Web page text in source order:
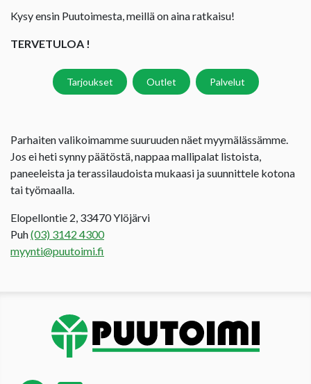
Kysy ensin Puutoimesta, meillä on aina ratkaisu!
TERVETULOA !
Tarjoukset Outlet Palvelut
Parhaiten valikoimamme suuruuden näet myymälässämme.
Jos ei heti synny päätöstä, nappaa mallipalat listoista,
paneeleista ja terassilaudoista mukaasi ja suunnittele kotona
tai työmaalla.
Elopellontie 2, 33470 Ylöjärvi
Puh(03) 3142 4300
myynti@puutoimi.fi